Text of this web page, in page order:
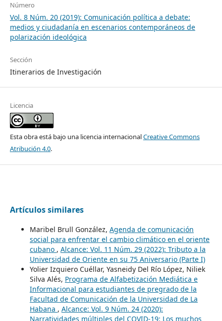
Número
Vol. 8 Núm. 20 (2019): Comunicación política a debate:
medios y ciudadanía en escenarios contemporáneos de
polarización ideológica
Sección
Itinerarios de Investigación
Licencia
Esta obra está bajo una licencia internacionalCreative Commons
Atribución 4.0.
Artículos similares
Maribel Brull González, Agenda de comunicación
social para enfrentar el cambio climático en el oriente
cubano , Alcance: Vol. 11 Núm. 29 (2022): Tributo a la
Universidad de Oriente en su 75 Aniversario (Parte I)
Yolier Izquiero Cuéllar, Yasneidy Del Río López, Niliek
Silva Alés, Programa de Alfabetización Mediática e
Informacional para estudiantes de pregrado de la
Facultad de Comunicación de la Universidad de La
Habana , Alcance: Vol. 9 Núm. 24 (2020):
Narratividades múltiples del COVID-19: Los muchos